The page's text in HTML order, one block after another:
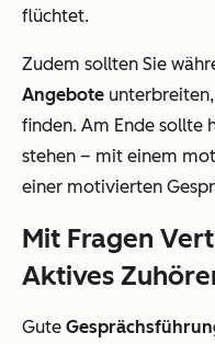
flüchtet.
Zudem sollten Sie
Angebote
finden. Am Ende sollte
stehen – mit einem
einer motivierten
Mit Fragen
Aktives
Gute